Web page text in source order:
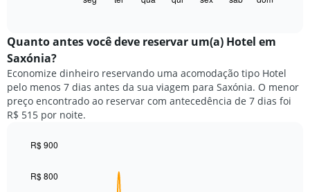
O
gráfico
tem
1
eixo
Y
exibindo
preço
de
exibe
o
preço
médio
de
um
quarto
cada
da
semana
Quanto antes você deve reservar um(a) Hotel em
Saxónia?
Economize dinheiro reservando uma acomodação tipo Hotel
pelo menos 7 dias antes da sua viagem para Saxónia. O menor
preço encontrado ao reservar com antecedência de 7 dias foi
R$ 515 por noite.
chart
with
R$ 800
R$ 900